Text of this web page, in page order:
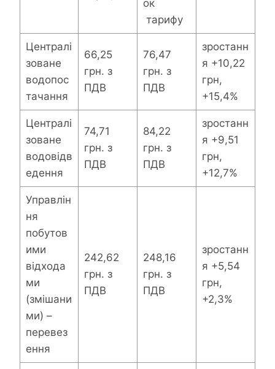
ок
тарифу
Централі
зоване
водопос
тачання
66,25
грн. з
ПДВ
76,47
грн. з
ПДВ
зростанн
я +10,22
грн,
+15,4%
Централі
зоване
водовідв
едення
74,71
грн. з
ПДВ
84,22
грн. з
ПДВ
зростанн
я +9,51
грн,
+12,7%
Управлін
ня
побутов
ими
відхода
ми
(змішани
ми) –
перевез
ення
242,62
грн. з
ПДВ
248,16
грн. з
ПДВ
зростанн
я +5,54
грн,
+2,3%